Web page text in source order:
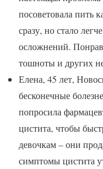
посоветовала пить
сразу, но стало
осложнений.
тошноты и других
Елена, 45 лет,
бесконечные
попросила
цистита, чтобы
девочкам – они
симптомы цистита